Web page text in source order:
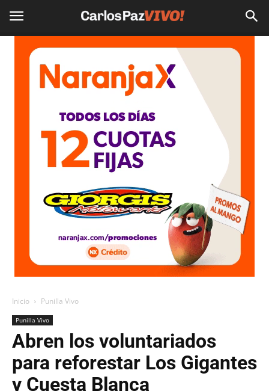
Inicio Punilla Vivo
Punilla Vivo
Abren los voluntariados
para reforestar Los Gigantes
y Cuesta Blanca